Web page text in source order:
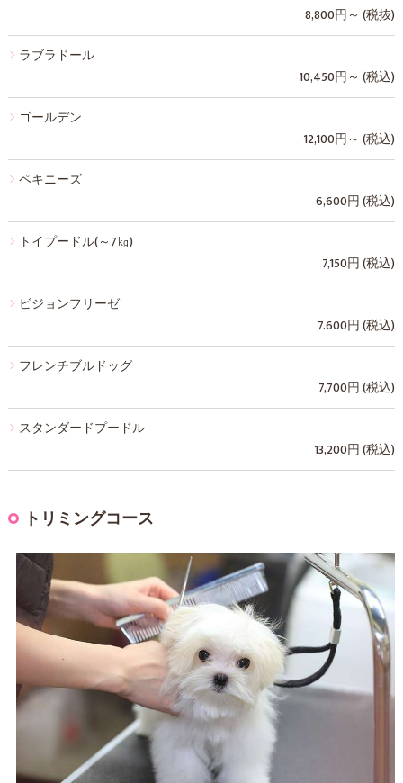
8,800円～ (税抜)
ラブラドール
10,450円～ (税込)
ゴールデン
12,100円～ (税込)
ペキニーズ
6,600円 (税込)
トイプードル(～7㎏)
7,150円 (税込)
ビジョンフリーゼ
7.600円 (税込)
フレンチブルドッグ
7,700円 (税込)
スタンダードプードル
13,200円 (税込)
トリミングコース